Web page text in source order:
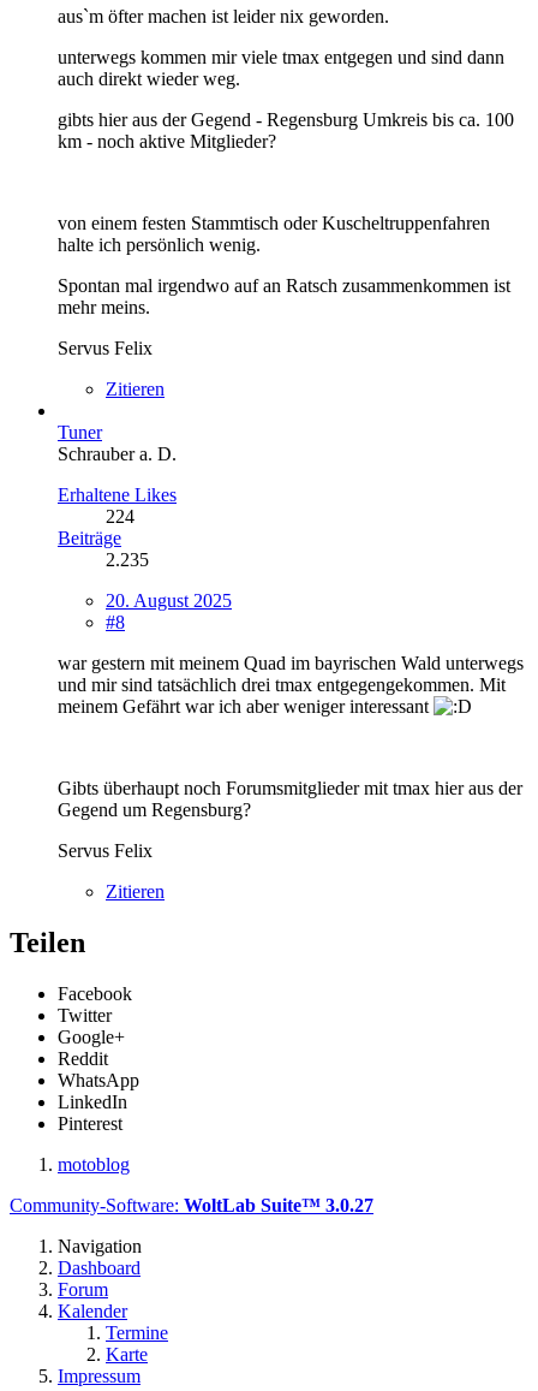
aus`m öfter machen ist leider nix geworden.
unterwegs kommen mir viele tmax entgegen und sind dann
auch direkt wieder weg.
gibts hier aus der Gegend - Regensburg Umkreis bis ca. 100
km - noch aktive Mitglieder?
von einem festen Stammtisch oder Kuscheltruppenfahren
halte ich persönlich wenig.
Spontan mal irgendwo auf an Ratsch zusammenkommen ist
mehr meins.
Servus Felix
Zitieren
Tuner
Schrauber a. D.
Erhaltene Likes
224
Beiträge
2.235
20. August 2025
#8
war gestern mit meinem Quad im bayrischen Wald unterwegs
und mir sind tatsächlich drei tmax entgegengekommen. Mit
meinem Gefährt war ich aber weniger interessant
Gibts überhaupt noch Forumsmitglieder mit tmax hier aus der
Gegend um Regensburg?
Servus Felix
Zitieren
Teilen
Facebook
Twitter
Google+
Reddit
WhatsApp
LinkedIn
Pinterest
motoblog
Community-Software: WoltLab Suite™ 3.0.27
Navigation
Dashboard
Forum
Kalender
Termine
Karte
Impressum